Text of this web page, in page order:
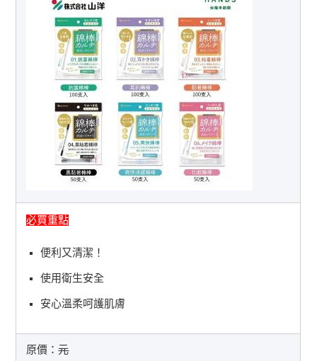
必買重點
便利又清潔！
使用衛生安全
安心溫柔呵護肌膚
原價：元